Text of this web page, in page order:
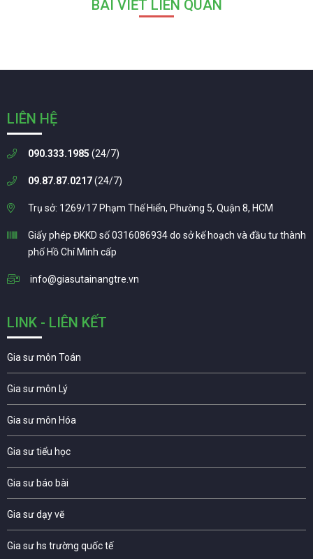
BÀI VIẾT LIÊN QUAN
LIÊN HỆ
090.333.1985 (24/7)
09.87.87.0217(24/7)
Trụ sở: 1269/17 Phạm Thế Hiển, Phường 5, Quận 8, HCM
Giấy phép ĐKKD số 0316086934 do sở kế hoạch và đầu tư thành
phố Hồ Chí Minh cấp
info@giasutainangtre.vn
LINK - LIÊN KẾT
Gia sư môn Toán
Gia sư môn Lý
Gia sư môn Hóa
Gia sư tiểu học
Gia sư báo bài
Gia sư dạy vẽ
Gia sư hs trường quốc tế